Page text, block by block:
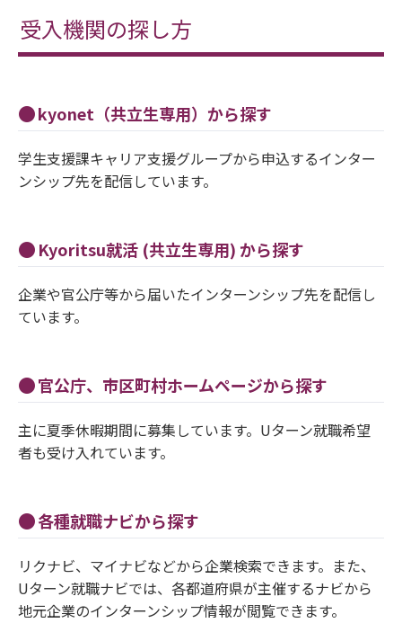
受入機関の探し方
kyonet（共立生専用）から探す
学生支援課キャリア支援グループから申込するインター
ンシップ先を配信しています。
Kyoritsu就活 (共立生専用) から探す
企業や官公庁等から届いたインターンシップ先を配信し
ています。
官公庁、市区町村ホームページから探す
主に夏季休暇期間に募集しています。Uターン就職希望
者も受け入れています。
各種就職ナビから探す
リクナビ、マイナビなどから企業検索できます。また、
Uターン就職ナビでは、各都道府県が主催するナビから
地元企業のインターンシップ情報が閲覧できます。